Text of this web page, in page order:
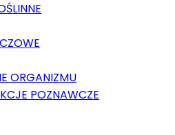
ORGANIZMU
POZNAWCZE